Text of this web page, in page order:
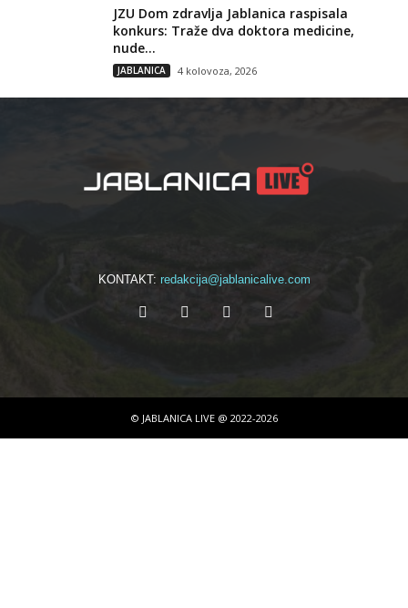
JZU Dom zdravlja Jablanica raspisala
konkurs: Traže dva doktora medicine,
nude...
JABLANICA 4 kolovoza, 2026
KONTAKT: redakcija@jablanicalive.com
© JABLANICA LIVE @ 2022-2026